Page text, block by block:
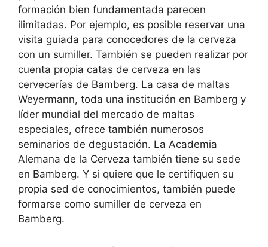
formación bien fundamentada parecen
ilimitadas. Por ejemplo, es posible reservar una
visita guiada para conocedores de la cerveza
con un sumiller. También se pueden realizar por
cuenta propia catas de cerveza en las
cervecerías de Bamberg. La casa de maltas
Weyermann, toda una institución en Bamberg y
líder mundial del mercado de maltas
especiales, ofrece también numerosos
seminarios de degustación. La Academia
Alemana de la Cerveza también tiene su sede
en Bamberg. Y si quiere que le certifiquen su
propia sed de conocimientos, también puede
formarse como sumiller de cerveza en
Bamberg.